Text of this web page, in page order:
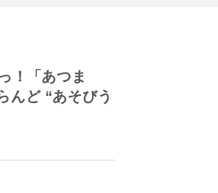
！「あつま
んど “あそびう